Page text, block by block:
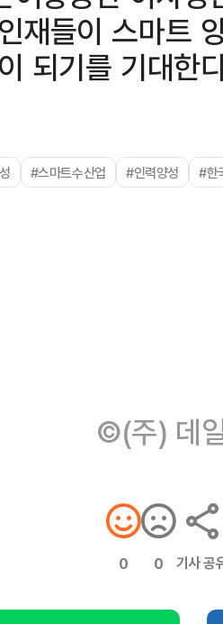
재들이 스마트
되기를 기대한
#스마트수산업 #인력양성 #한
©(주) 데
0 0 기사 공